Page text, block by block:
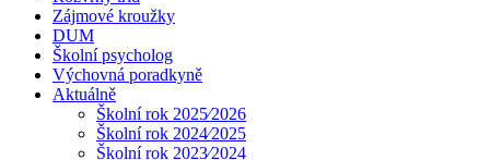
Zájmové kroužky
DUM
Školní psycholog
Výchovná poradkyně
Aktuálně
Školní rok 2025⁄2026
Školní rok 2024⁄2025
Školní rok 2023⁄2024